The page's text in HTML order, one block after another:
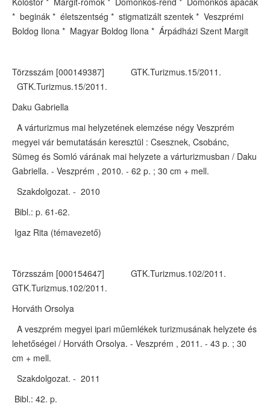
* beginák * életszentség * stigmatizált szentek * Veszprémi
Boldog Ilona * Magyar Boldog Ilona * Árpádházi Szent Margit
Törzsszám [000149387] GTK.Turizmus.15/2011.
GTK.Turizmus.15/2011.
Daku Gabriella
A várturizmus mai helyzetének elemzése négy Veszprém
megyei vár bemutatásán keresztül : Csesznek, Csobánc,
Sümeg és Somló várának mai helyzete a várturizmusban / Daku
Gabriella. - Veszprém , 2010. - 62 p. ; 30 cm + mell.
Szakdolgozat. - 2010
Bibl.: p. 61-62.
Igaz Rita (témavezető)
Törzsszám [000154647] GTK.Turizmus.102/2011.
GTK.Turizmus.102/2011.
Horváth Orsolya
A veszprém megyei ipari műemlékek turizmusának helyzete és
lehetőségei / Horváth Orsolya. - Veszprém , 2011. - 43 p. ; 30
cm + mell.
Szakdolgozat. - 2011
Bibl.: 42. p.